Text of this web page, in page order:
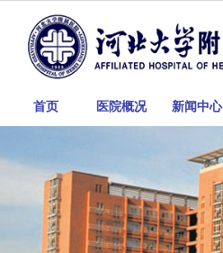
首页 医院概况 新闻中心